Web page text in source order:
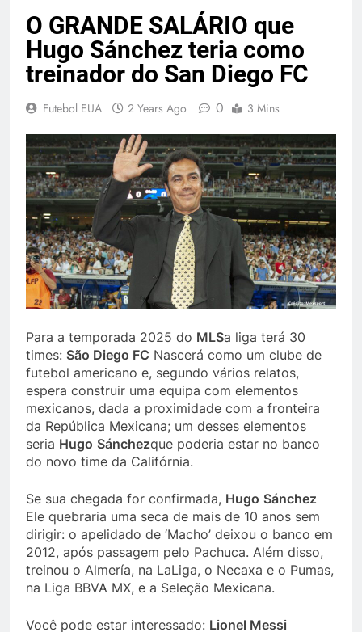
O GRANDE SALÁRIO que
Hugo Sánchez teria como
treinador do San Diego FC
Futebol EUA 2 Years Ago 0 3 Mins
Para a temporada 2025 do MLSa liga terá 30
times: São Diego FC Nascerá como um clube de
futebol americano e, segundo vários relatos,
espera construir uma equipa com elementos
mexicanos, dada a proximidade com a fronteira
da República Mexicana; um desses elementos
seria Hugo Sánchezque poderia estar no banco
do novo time da Califórnia.
Se sua chegada for confirmada, Hugo Sánchez
Ele quebraria uma seca de mais de 10 anos sem
dirigir: o apelidado de ‘Macho’ deixou o banco em
2012, após passagem pelo Pachuca. Além disso,
treinou o Almería, na LaLiga, o Necaxa e o Pumas,
na Liga BBVA MX, e a Seleção Mexicana.
Você pode estar interessado: Lionel Messi